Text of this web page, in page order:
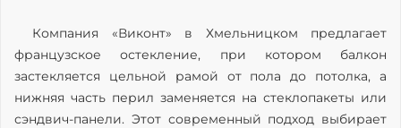
Компания «Виконт» в Хмельницком предлагает
французское остекление, при котором балкон
застекляется цельной рамой от пола до потолка, а
нижняя часть перил заменяется на стеклопакеты или
сэндвич-панели. Этот современный подход выбирает